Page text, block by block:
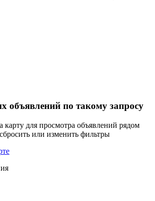
объявлений по такому запросу
карту для просмотра объявлений рядом
или изменить фильтры